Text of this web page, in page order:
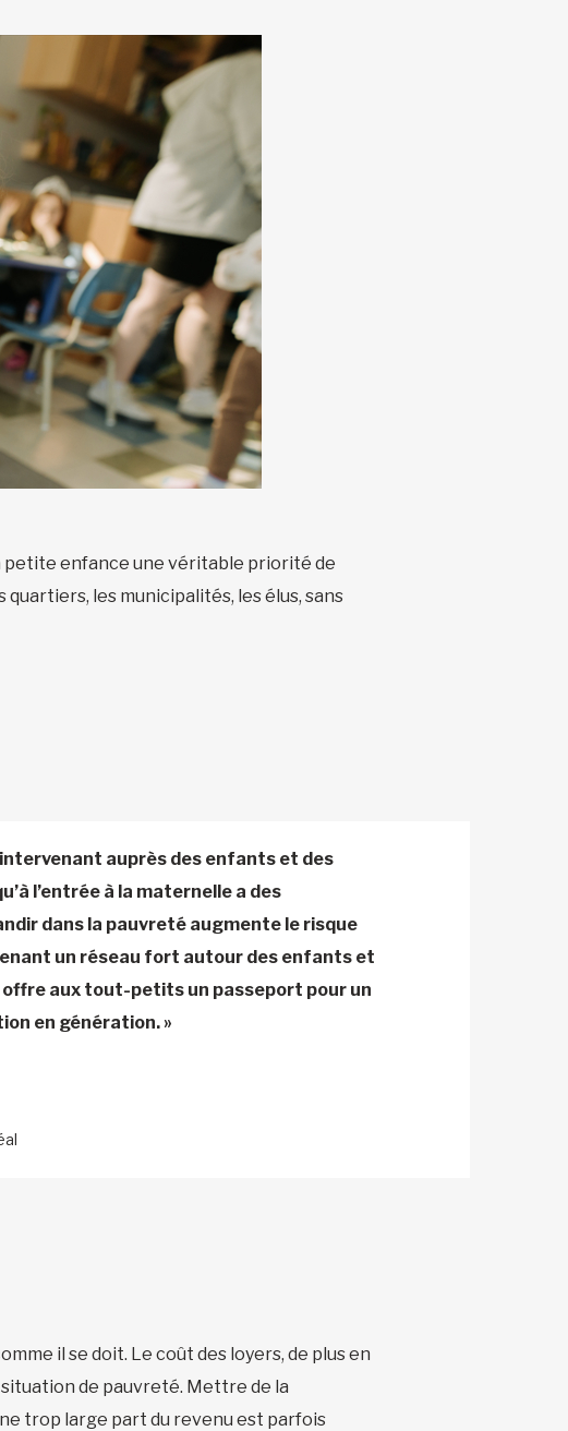
petite enfance une véritable priorité de
les municipalités, les élus, sans
auprès des enfants et des
l’entrée à la maternelle a des
dans la pauvreté augmente le risque
un réseau fort autour des enfants et
aux tout-petits un passeport pour un
en génération. »
il se doit. Le coût des loyers, de plus en
de pauvreté. Mettre de la
trop large part du revenu est parfois